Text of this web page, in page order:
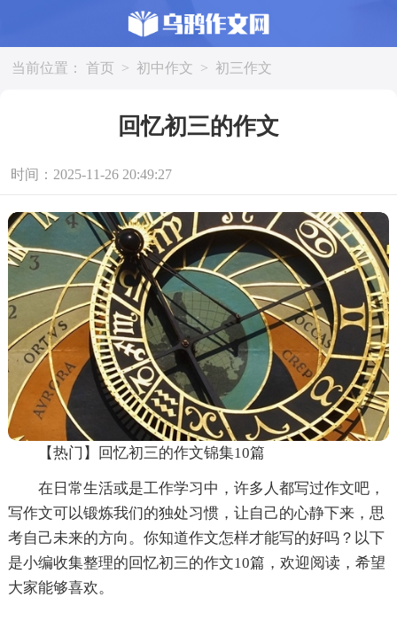
当前位置： 首页 > 初中作文 > 初三作文
回忆初三的作文
时间：2025-11-26 20:49:27
【热门】回忆初三的作文锦集10篇
在日常生活或是工作学习中，许多人都写过作文吧，
写作文可以锻炼我们的独处习惯，让自己的心静下来，思
考自己未来的方向。你知道作文怎样才能写的好吗？以下
是小编收集整理的回忆初三的作文10篇，欢迎阅读，希望
大家能够喜欢。